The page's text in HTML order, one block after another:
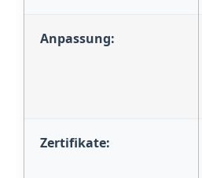
Anpassung:
Zertifikate: